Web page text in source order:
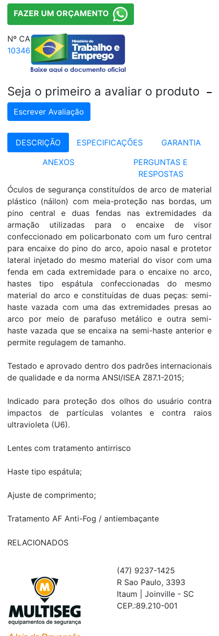
FAZER UM ORÇAMENTO
Nº CA
10346
Seja o primeiro a avaliar o produto
Escrever Avaliação
DESCRIÇÃO ESPECIFICAÇÕES
GARANTIA
ANEXOS
PERGUNTAS E
RESPOSTAS
Óculos de segurança constituídos de arco de material
plástico (náilon) com meia-proteção nas bordas, um
pino central e duas fendas nas extremidades da
armação utilizadas para o encaixe de visor
confeccionado em policarbonato com um furo central
para encaixe do pino do arco, apoio nasal e protetor
lateral injetado do mesmo material do visor com uma
fenda em cada extremidade para o encaixe no arco,
hastes tipo espátula confeccionadas do mesmo
material do arco e constituídas de duas peças: semi-
haste vazada com uma das extremidades presas ao
arco por meio de parafuso metálico e outra semi-
haste vazada que se encaixa na semi-haste anterior e
permite regulagem de tamanho.
Testado e aprovado dentro dos padrões internacionais
de qualidade e da norma ANSI/ISEA Z87.1-2015;
Indicado para proteção dos olhos do usuário contra
impactos de partículas volantes e contra raios
ultravioleta (U6).
Lentes com tratamento antirrisco
Haste tipo espátula;
Ajuste de comprimento;
Tratamento AF Anti-Fog / antiembaçante
RELACIONADOS
(47) 9237-1425
R Sao Paulo, 3393
Itaum | Joinville - SC
CEP.:89.210-001